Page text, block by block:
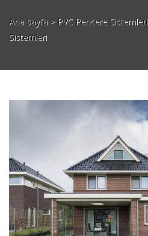
Ana sayfa > PVC Pencere Sistemleri
Sistemleri